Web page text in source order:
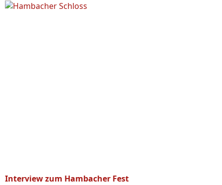
Interview zum Hambacher Fest